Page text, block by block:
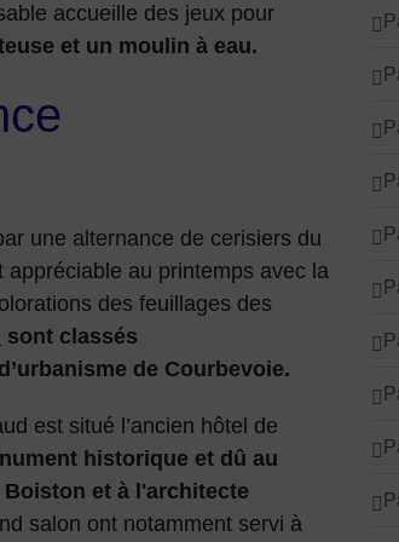
accueille des jeux pour
et un moulin à eau.
une alternance de cerisiers du
appréciable au printemps avec la
des feuillages des
sont classés
de Courbevoie.
est situé l’ancien hôtel de
historique et dû au
et à l'architecte
salon ont notamment servi à